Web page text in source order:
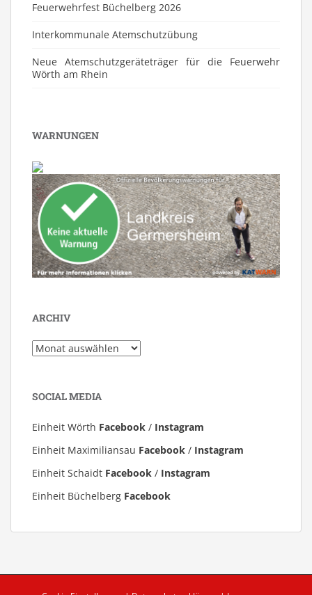
Feuerwehrfest Büchelberg 2026
⁠Interkommunale Atemschutzübung
Neue Atemschutzgeräteträger für die Feuerwehr
Wörth am Rhein
WARNUNGEN
ARCHIV
Archiv
SOCIAL MEDIA
Einheit Wörth Facebook / Instagram
Einheit Maximiliansau Facebook / Instagram
Einheit Schaidt Facebook / Instagram
Einheit Büchelberg Facebook